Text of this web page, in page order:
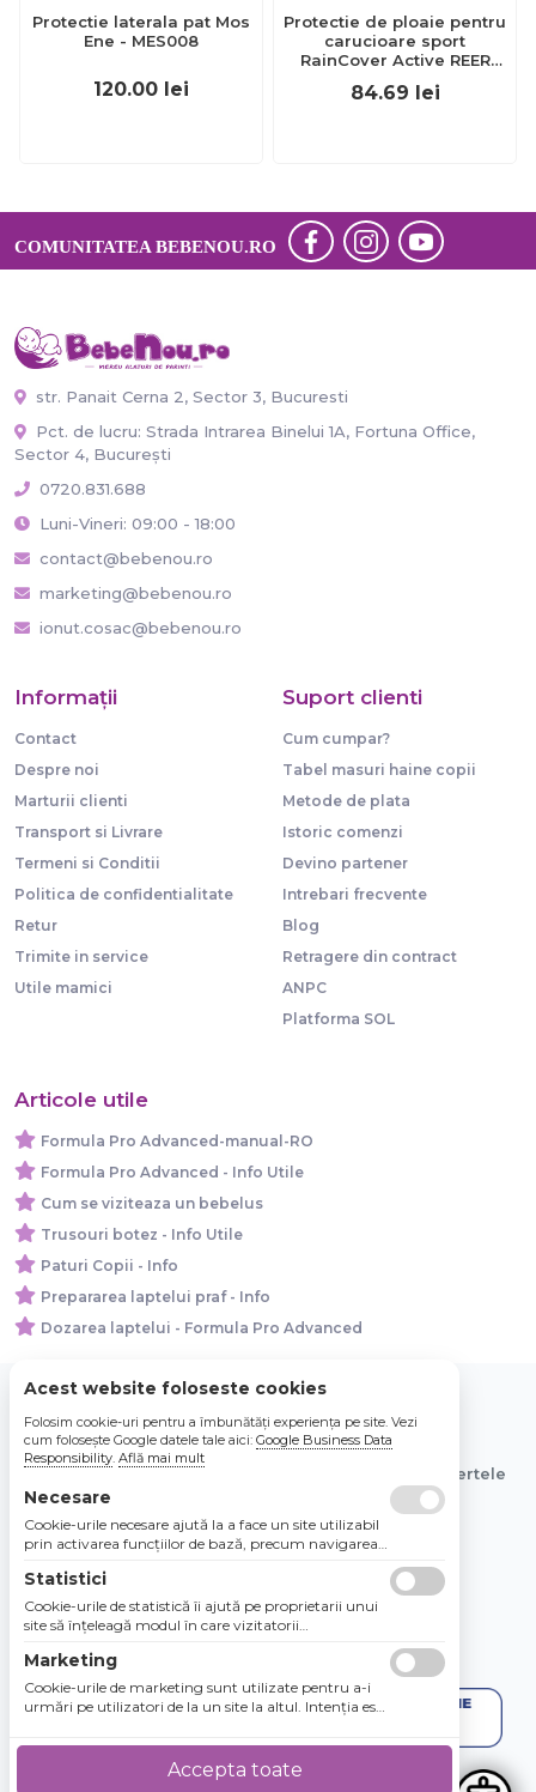
Protectie laterala pat Mos
Ene - MES008
120.00 lei
Protectie de ploaie pentru
carucioare sport
RainCover Active REER
84.69 lei
COMUNITATEA BEBENOU.RO
str. Panait Cerna 2, Sector 3, Bucuresti
Pct. de lucru: Strada Intrarea Binelui 1A, Fortuna Office,
Sector 4, București
0720.831.688
Luni-Vineri: 09:00 - 18:00
contact@bebenou.ro
marketing@bebenou.ro
ionut.cosac@bebenou.ro
Informaţii
Contact
Despre noi
Marturii clienti
Transport si Livrare
Termeni si Conditii
Politica de confidentialitate
Retur
Trimite in service
Utile mamici
Suport clienti
Cum cumpar?
Tabel masuri haine copii
Metode de plata
Istoric comenzi
Devino partener
Intrebari frecvente
Blog
Retragere din contract
ANPC
Platforma SOL
Articole utile
Formula Pro Advanced-manual-RO
Formula Pro Advanced - Info Utile
Cum se viziteaza un bebelus
Trusouri botez - Info Utile
Paturi Copii - Info
Prepararea laptelui praf - Info
Dozarea laptelui - Formula Pro Advanced
© 2026 Bebe Nou Online Store SRL
Toate preturile sunt exprimate in lei si includ tva. Ofertele
sunt valabile in limita stocului disponibil.
Acest website foloseste cookies
Folosim cookie-uri pentru a îmbunătăți experiența pe site. Vezi
cum folosește Google datele tale aici: Google Business Data
Responsibility. Află mai mult
Necesare
Cookie-urile necesare ajută la a face un site utilizabil
prin activarea funcţiilor de bază, precum navigarea
Site-ul nu poate funcţiona corespunzător fără aceste
cookie-uri.
Statistici
Cookie-urile de statistică îi ajută pe proprietarii unui
site să înţeleagă modul în care vizitatorii
raportarea informaţiilor în mod anonim.
Marketing
Cookie-urile de marketing sunt utilizate pentru a-i
urmări pe utilizatori de la un site la altul. Intenţia este
utilizatorii individuali, aşadar ele sunt mai valoroase
pentru agenţiile de puiblicitate şi părţile terţe care se
Accepta toate